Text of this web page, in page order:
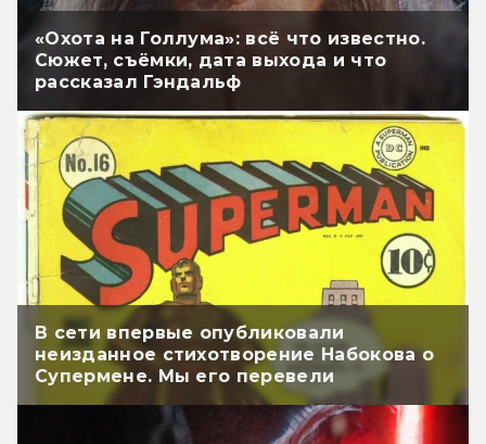
«Охота на Голлума»: всё что известно.
Сюжет, съёмки, дата выхода и что
рассказал Гэндальф
В сети впервые опубликовали
неизданное стихотворение Набокова о
Супермене. Мы его перевели